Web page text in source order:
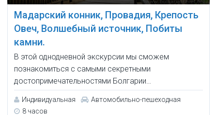
Мадарский конник, Провадия, Крепость
Овеч, Волшебный источник, Побиты
камни.
В этой однодневной экскурсии мы сможем
познакомиться с самыми секретными
достопримечательностями Болгарии…
Индивидуальная
Автомобильно-пешеходная
8 часов